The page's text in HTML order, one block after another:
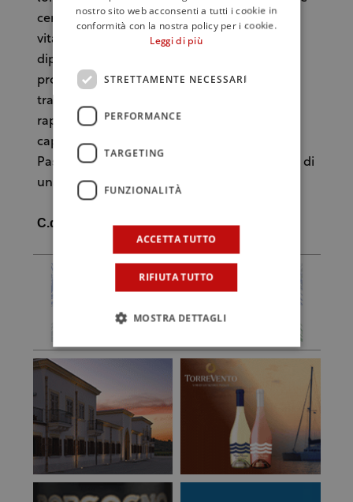
cento torri. Oggi la cantina conta 145 ettari
vitati di proprietà più quelli in affitto, 40
dipendenti, circa 2,5 milioni di bottiglie
prodotte ogni anno ed esportate in 52 Paesi,
tra i mercati storici europei a quelli asiatici in
rapida espansione. E’ anche grazie alla sua
caparbietà che vitigni come Pecorino e
Passerina e il vino Rosso Piceno oggi godano di
una importante notorietà.
C.d.G.
nostro sito web acconsenti a tutti i cookie in
conformità con la nostra policy per i cookie.
Leggi di più
STRETTAMENTE NECESSARI
PERFORMANCE
TARGETING
FUNZIONALITÀ
ACCETTA TUTTO
RIFIUTA TUTTO
MOSTRA DETTAGLI